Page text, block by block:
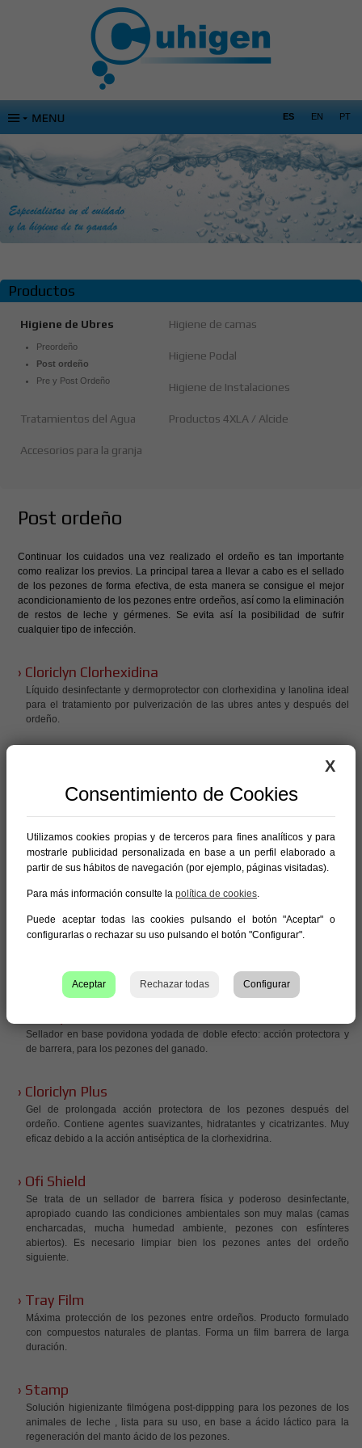
ES EN PT
Productos
Higiene de Ubres
Preordeño
Post ordeño
Pre y Post Ordeño
Higiene de camas
Higiene Podal
Higiene de Instalaciones
Tratamientos del Agua Productos 4XLA / Alcide
Accesorios para la granja
Post ordeño
Continuar los cuidados una vez realizado el ordeño es tan importante
como realizar los previos. La principal tarea a llevar a cabo es el sellado
de los pezones de forma efectiva, de esta manera se consigue el mejor
acondicionamiento de los pezones entre ordeños, así como la eliminación
de restos de leche y gérmenes. Se evita así la posibilidad de sufrir
cualquier tipo de infección.
› Cloriclyn Clorhexidina
Líquido desinfectante y dermoprotector con clorhexidina y lanolina ideal
para el tratamiento por pulverización de las ubres antes y después del
ordeño.
protectora.
› Poviclyn Povidone
Desinfectante con base povidona yodada en forma líquida con acción
emoliente y protectora para las ubres del ganado de leche.
› Trayor
Recomendada para robots de ordeño. Su principio activo de gran
de espuma, pulverizado o con copa de sellado.
Sellador en base povidona yodada de doble efecto: acción protectora y
de barrera, para los pezones del ganado.
› Cloriclyn Plus
Gel de prolongada acción protectora de los pezones después del
ordeño. Contiene agentes suavizantes, hidratantes y cicatrizantes. Muy
eficaz debido a la acción antiséptica de la clorhexidrina.
› Ofi Shield
Se trata de un sellador de barrera física y poderoso desinfectante,
apropiado cuando las condiciones ambientales son muy malas (camas
encharcadas, mucha humedad ambiente, pezones con esfínteres
abiertos). Es necesario limpiar bien los pezones antes del ordeño
siguiente.
› Tray Film
Máxima protección de los pezones entre ordeños. Producto formulado
con compuestos naturales de plantas. Forma un film barrera de larga
duración.
› Stamp
Solución higienizante filmógena post-dippping para los pezones de los
animales de leche , lista para su uso, en base a ácido láctico para la
regeneración del manto ácido de los pezones.
X
Consentimiento de Cookies
Utilizamos cookies propias y de terceros para fines analíticos y para
mostrarle publicidad personalizada en base a un perfil elaborado a
partir de sus hábitos de navegación (por ejemplo, páginas visitadas).
Para más información consulte la política de cookies.
Puede aceptar todas las cookies pulsando el botón "Aceptar" o
configurarlas o rechazar su uso pulsando el botón "Configurar".
Aceptar Rechazar todas Configurar